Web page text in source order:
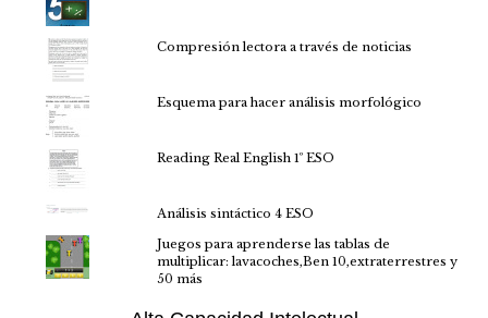
Compresión lectora a través de noticias
Esquema para hacer análisis morfológico
Reading Real English 1º ESO
Análisis sintáctico 4 ESO
Juegos para aprenderse las tablas de
multiplicar: lavacoches,Ben 10,extraterrestres y
50 más